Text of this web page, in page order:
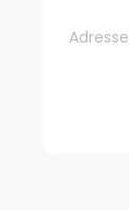
Adresse